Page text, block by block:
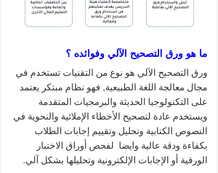
ما هو ورق التصحيح الآلي وفوائده ؟
ورق التصحيح الآلي هو نوع من التقنيات تستخدم في
مجال معالجة اللغة الطبيعية, فهو نظام مبتكر يعتمد
على التكنولوجيا الحديثة والبرمجيات المتقدمة
ويستخدم عادة لتصحيح الأخطاء الإملائية والنحوية في
النصوص الكتابية وتحليل وتقييم إجابات الطلاب
بكفاءة ودقة عالية وايضا لفحص أوراق الاختبار
الورقية أو الإجابات الإلكترونية وتحليلها بشكل آلي.